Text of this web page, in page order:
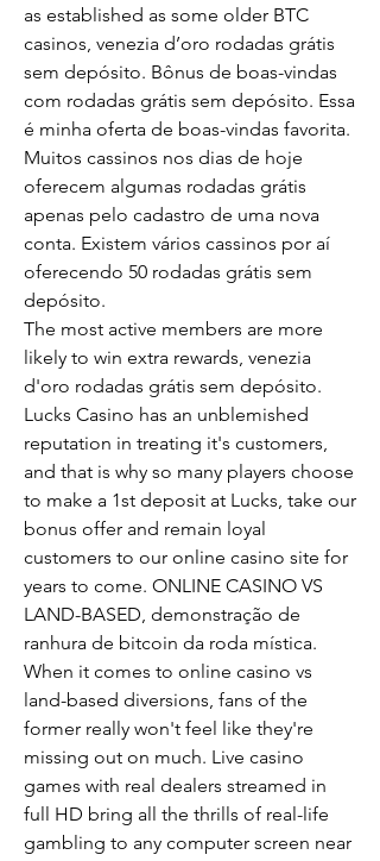
as established as some older BTC
casinos, venezia d’oro rodadas grátis
sem depósito. Bônus de boas-vindas
com rodadas grátis sem depósito. Essa
é minha oferta de boas-vindas favorita.
Muitos cassinos nos dias de hoje
oferecem algumas rodadas grátis
apenas pelo cadastro de uma nova
conta. Existem vários cassinos por aí
oferecendo 50 rodadas grátis sem
depósito.
The most active members are more
likely to win extra rewards, venezia
d'oro rodadas grátis sem depósito.
Lucks Casino has an unblemished
reputation in treating it's customers,
and that is why so many players choose
to make a 1st deposit at Lucks, take our
bonus offer and remain loyal
customers to our online casino site for
years to come. ONLINE CASINO VS
LAND-BASED, demonstração de
ranhura de bitcoin da roda mística.
When it comes to online casino vs
land-based diversions, fans of the
former really won't feel like they're
missing out on much. Live casino
games with real dealers streamed in
full HD bring all the thrills of real-life
gambling to any computer screen near